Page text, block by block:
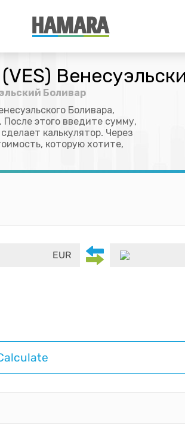
Боливар
Боливара,
этого введите сумму,
калькулятор. Через
которую хотите,
EUR